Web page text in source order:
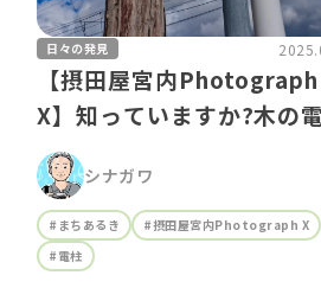
【摂田屋宮内Photograph
X】知っていますか?木の
シナガワ
日々の発見
#まちあるき
#摂田屋宮内Photograph X
#電柱